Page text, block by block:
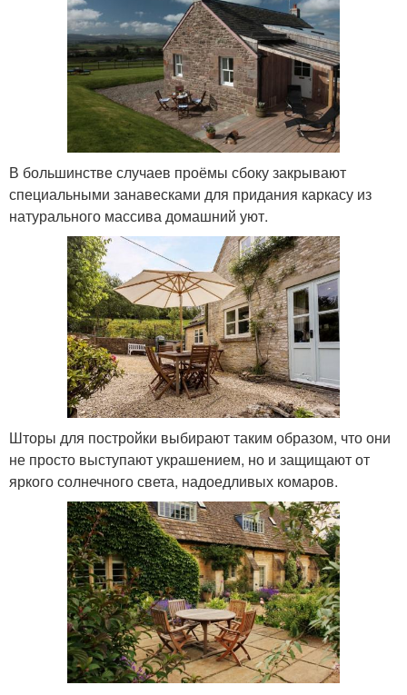
В большинстве случаев проёмы сбоку закрывают
специальными занавесками для придания каркасу из
натурального массива домашний уют.
Шторы для постройки выбирают таким образом, что они
не просто выступают украшением, но и защищают от
яркого солнечного света, надоедливых комаров.